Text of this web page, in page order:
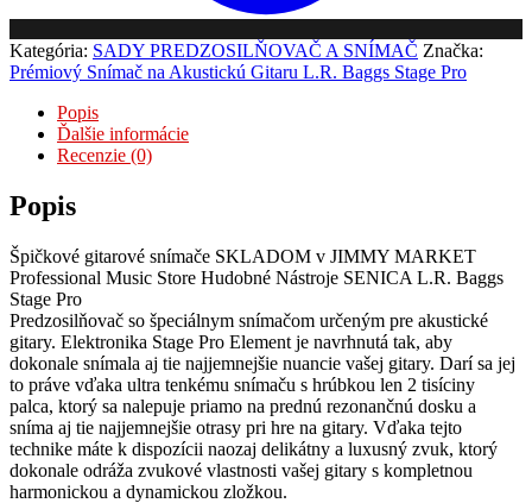
Kategória: SADY PREDZOSILŇOVAČ A SNÍMAČ Značka:
Prémiový Snímač na Akustickú Gitaru L.R. Baggs Stage Pro
Popis
Ďalšie informácie
Recenzie (0)
Popis
Špičkové gitarové snímače SKLADOM v JIMMY MARKET
Professional Music Store Hudobné Nástroje SENICA L.R. Baggs
Stage Pro
Predzosilňovač so špeciálnym snímačom určeným pre akustické
gitary. Elektronika Stage Pro Element je navrhnutá tak, aby
dokonale snímala aj tie najjemnejšie nuancie vašej gitary. Darí sa jej
to práve vďaka ultra tenkému snímaču s hrúbkou len 2 tisíciny
palca, ktorý sa nalepuje priamo na prednú rezonančnú dosku a
sníma aj tie najjemnejšie otrasy pri hre na gitary. Vďaka tejto
technike máte k dispozícii naozaj delikátny a luxusný zvuk, ktorý
dokonale odráža zvukové vlastnosti vašej gitary s kompletnou
harmonickou a dynamickou zložkou.